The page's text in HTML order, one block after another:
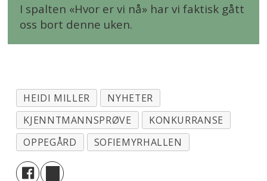
I spalten «Hvor er vi nå» har vi faktisk gått
oss bort denne uken.
HEIDI MILLER
NYHETER
KJENNTMANNSPRØVE
KONKURRANSE
OPPEGÅRD
SOFIEMYRHALLEN